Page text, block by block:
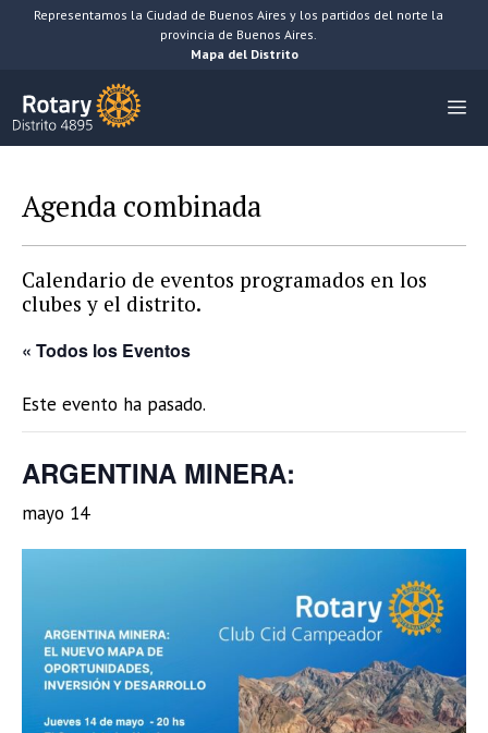
SaltarRepresentamos la Ciudad de Buenos Aires y los partidos del norte la
provincia de Buenos Aires.
Mapa del Distrito
Agenda combinada
Calendario de eventos programados en los
clubes y el distrito.
« Todos los Eventos
Este evento ha pasado.
ARGENTINA MINERA:
mayo 14